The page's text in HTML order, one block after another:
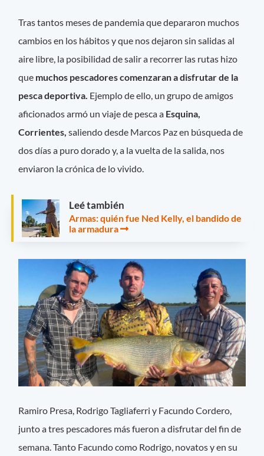
Tras tantos meses de pandemia que depararon muchos
cambios en los hábitos y que nos dejaron sin salidas al
aire libre, la posibilidad de salir a recorrer las rutas hizo
que muchos pescadores comenzaran a disfrutar de la
pesca deportiva. Ejemplo de ello, un grupo de amigos
aficionados armó un viaje de pesca a Esquina,
Corrientes, saliendo desde Marcos Paz en búsqueda de
dos días a puro dorado y, a la vuelta de la salida, nos
enviaron la crónica de lo vivido.
Leé también
Armas: quién fue Ned Kelly, el bandido de
la armadura
Ramiro Presa, Rodrigo Tagliaferri y Facundo Cordero,
junto a tres pescadores más fueron a disfrutar del fin de
semana. Tanto Facundo como Rodrigo, novatos y en su